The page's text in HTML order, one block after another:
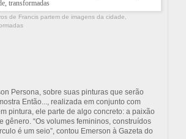
de Francis partem de imagens da cidade,
Persona, sobre suas pinturas que serão
Então..., realizada em conjunto com
pintura, ele parte de algo concreto: a paixão
“Os volumes femininos, cons­truídos
é um seio”, contou Emerson à Gazeta do